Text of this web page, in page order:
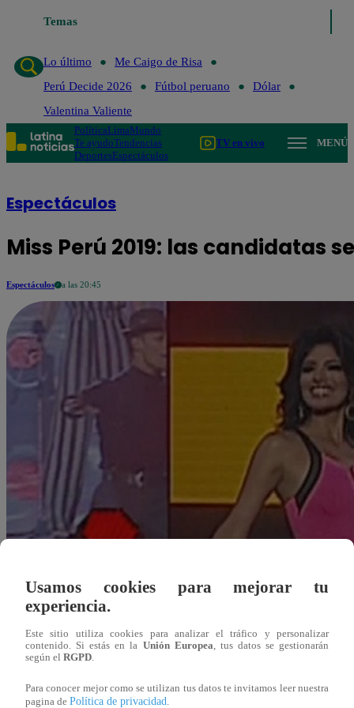
Temas
Lo último
Me Caigo de Risa
Perú Decide 2026
Fútbol peruano
Dólar
Valentina Valiente
PolíticaLimaMundo
Te ayudoTendencias
DeportesEspectáculos
TV en vivo MENÚ
Espectáculos
Miss Perú 2019: las candidatas
Espectáculos a las 20:45
21 de octubre 2018
Usamos cookies para mejorar tu
experiencia.
Este sitio utiliza cookies para analizar el tráfico y personalizar
contenido. Si estás en la Unión Europea, tus datos se gestionarán
según el RGPD.
Para conocer mejor como se utilizan tus datos te invitamos leer nuestra
pagina de Política de privacidad.